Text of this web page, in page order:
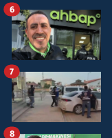
6
7
8